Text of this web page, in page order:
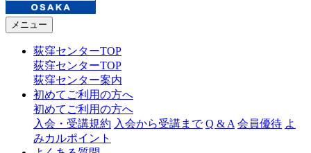
メニュー
荻窪センターTOP
荻窪センターTOP
荻窪センター案内
初めてご利用の方へ
初めてご利用の方へ
入会・受講規約 入会から受講まで Q & A 会員優待 よ
みカルポイント